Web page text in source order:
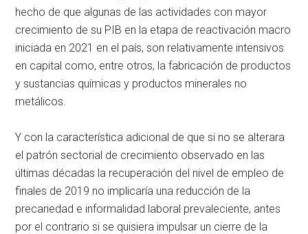
hecho de que algunas de las actividades con mayor
crecimiento de su PIB en la etapa de reactivación macro
iniciada en 2021 en el país, son relativamente intensivos
en capital como, entre otros, la fabricación de productos
y sustancias químicas y productos minerales no
metálicos.
Y con la característica adicional de que si no se alterara
el patrón sectorial de crecimiento observado en las
últimas décadas la recuperación del nivel de empleo de
finales de 2019 no implicaría una reducción de la
precariedad e informalidad laboral prevaleciente, antes
por el contrario si se quisiera impulsar un cierre de la